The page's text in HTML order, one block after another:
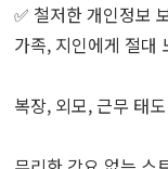
✅ 철저한 개인정보
가족, 지인에게 절대
복장, 외모, 근무 태